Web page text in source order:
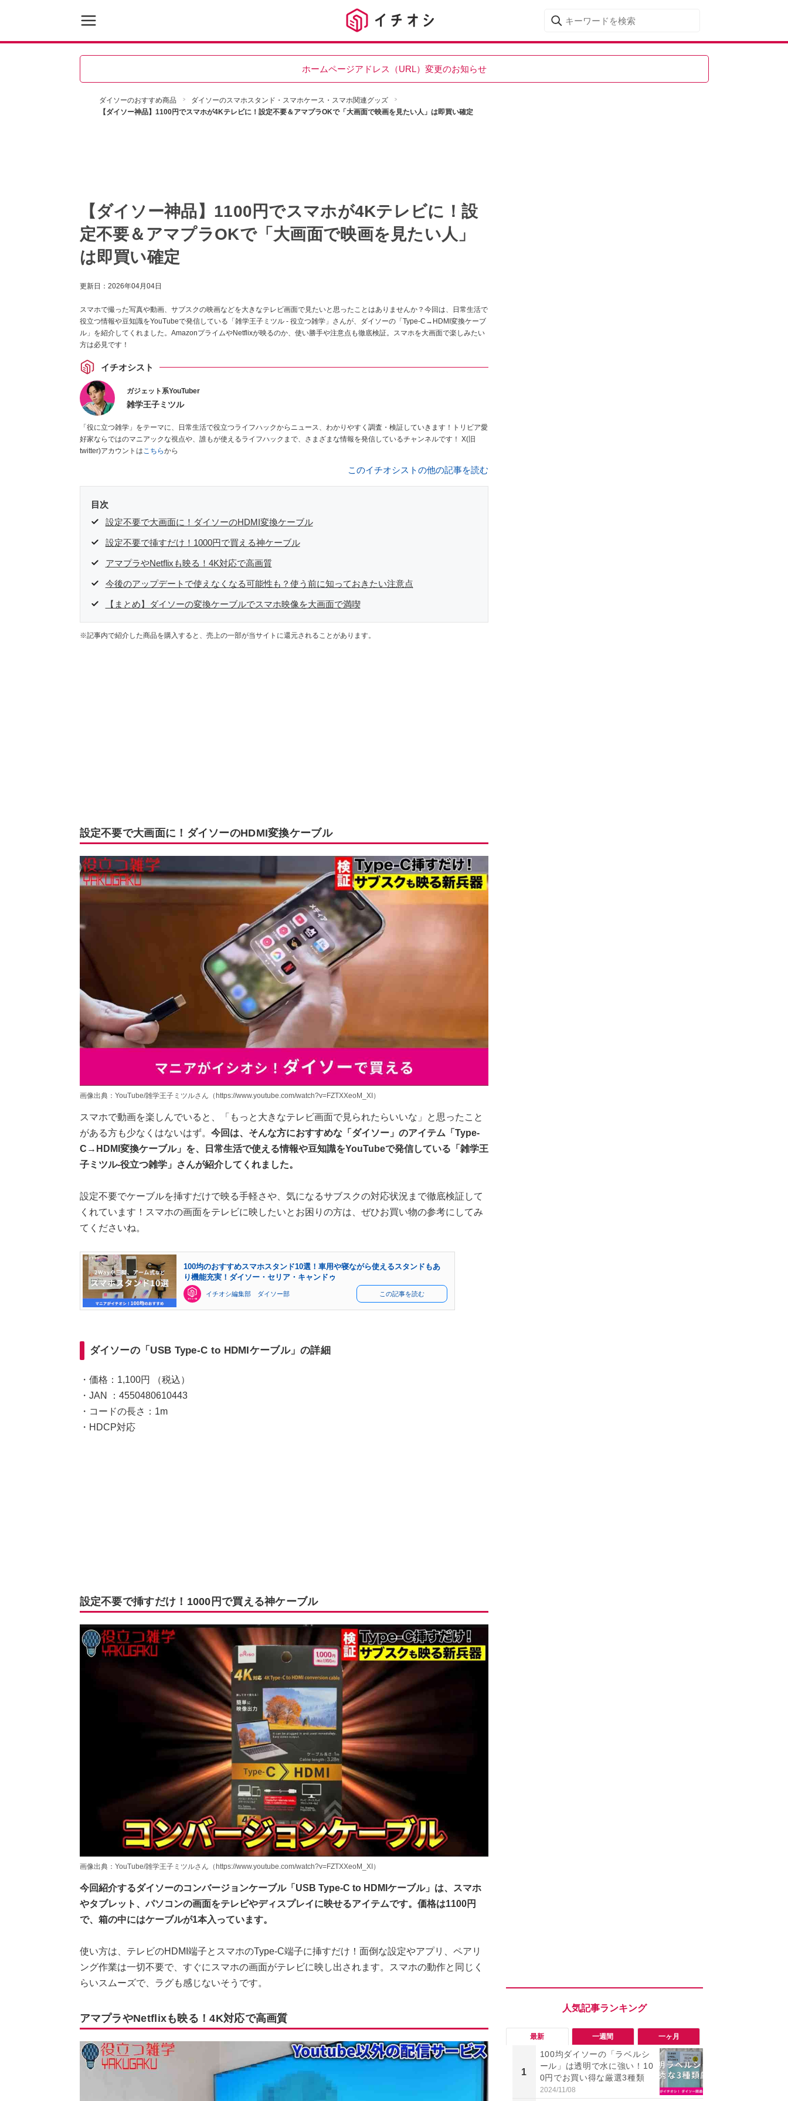
ホームページアドレス（URL）変更のお知らせ
ダイソーのおすすめ商品
ダイソーのスマホスタンド・スマホケース・スマホ関連グッズ
【ダイソー神品】1100円でスマホが4Kテレビに！設定不要＆アマプラOKで「大画面で映画を見たい人」は即買い確定
【ダイソー神品】1100円でスマホが4Kテレビに！設
定不要＆アマプラOKで「大画面で映画を見たい人」
は即買い確定
更新日： 2026年04月04日
スマホで撮った写真や動画、サブスクの映画などを大きなテレビ画面で見たいと思ったことはありませんか？今回は、日常生活で
役立つ情報や豆知識をYouTubeで発信している「雑学王子ミツル - 役立つ雑学」さんが、ダイソーの「Type-C→HDMI変換ケーブ
ル」を紹介してくれました。AmazonプライムやNetflixが映るのか、使い勝手や注意点も徹底検証。スマホを大画面で楽しみたい
方は必見です！
イチオシスト
ガジェット系YouTuber
雑学王子ミツル
「役に立つ雑学」をテーマに、日常生活で役立つライフハックからニュース、わかりやすく調査・検証していきます！トリビア愛
好家ならではのマニアックな視点や、誰もが使えるライフハックまで、さまざまな情報を発信しているチャンネルです！ X(旧
twitter)アカウントはこちらから
このイチオシストの他の記事を読む
目次
設定不要で大画面に！ダイソーのHDMI変換ケーブル
設定不要で挿すだけ！1000円で買える神ケーブル
アマプラやNetflixも映る！4K対応で高画質
今後のアップデートで使えなくなる可能性も？使う前に知っておきたい注意点
【まとめ】ダイソーの変換ケーブルでスマホ映像を大画面で満喫
※記事内で紹介した商品を購入すると、売上の一部が当サイトに還元されることがあります。
設定不要で大画面に！ダイソーのHDMI変換ケーブル
画像出典：YouTube/雑学王子ミツルさん（https://www.youtube.com/watch?v=FZTXXeoM_XI）
スマホで動画を楽しんでいると、「もっと大きなテレビ画面で見られたらいいな」と思ったこと
がある方も少なくはないはず。 今回は、そんな方におすすめな「ダイソー」のアイテム「Type-
C→HDMI変換ケーブル」を、日常生活で使える情報や豆知識をYouTubeで発信している「雑学王
子ミツル-役立つ雑学」さんが紹介してくれました。
設定不要でケーブルを挿すだけで映る手軽さや、気になるサブスクの対応状況まで徹底検証して
くれています！スマホの画面をテレビに映したいとお困りの方は、ぜひお買い物の参考にしてみ
てくださいね。
100均のおすすめスマホスタンド10選！車用や寝ながら使えるスタンドもあ
り機能充実！ダイソー・セリア・キャンドゥ
イチオシ編集部 ダイソー部 この記事を読む
ダイソーの「USB Type-C to HDMIケーブル」の詳細
・価格：1,100円 （税込）
・JAN ：4550480610443
・コードの長さ：1m
・HDCP対応
設定不要で挿すだけ！1000円で買える神ケーブル
画像出典：YouTube/雑学王子ミツルさん（https://www.youtube.com/watch?v=FZTXXeoM_XI）
今回紹介するダイソーのコンバージョンケーブル「USB Type-C to HDMIケーブル」は、スマホ
やタブレット、パソコンの画面をテレビやディスプレイに映せるアイテムです。価格は1100円
で、箱の中にはケーブルが1本入っています。
使い方は、テレビのHDMI端子とスマホのType-C端子に挿すだけ！面倒な設定やアプリ、ペアリ
ング作業は一切不要で、すぐにスマホの画面がテレビに映し出されます。スマホの動作と同じく
らいスムーズで、ラグも感じないそうです。
アマプラやNetflixも映る！4K対応で高画質
最新 一週間 一ヶ月
1
100均ダイソーの「ラベルシ
ール」は透明で水に強い！10
0円でお買い得な厳選3種類
2024/11/08